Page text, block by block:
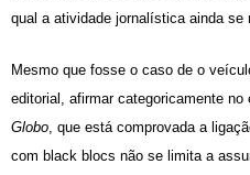
qual a atividade jornalística ainda se
Mesmo que fosse o caso de o
editorial, afirmar categoricamente
Globo, que está comprovada a
com black blocs não se limita a